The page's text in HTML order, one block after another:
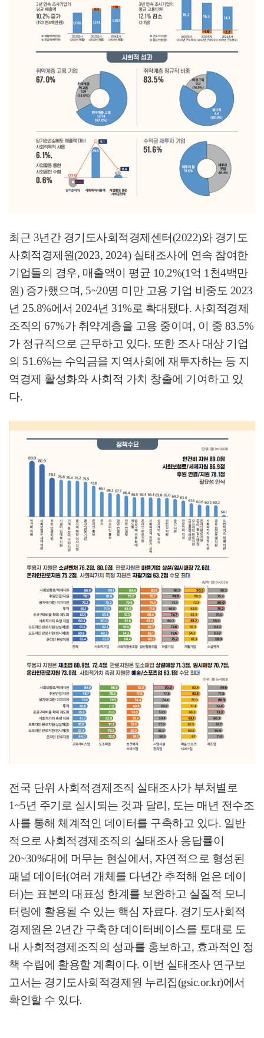
최근 3년간 경기도사회적경제센터(2022)와 경기도
사회적경제원(2023, 2024) 실태조사에 연속 참여한
기업들의 경우, 매출액이 평균 10.2%(1억 1 천4백만
원) 증가했으며, 5~20명 미만 고용 기업 비중도 2023
년 25.8%에서 2024년 31%로 확대됐다. 사회적경제
조직의 67%가 취약계층을 고용 중이며, 이 중 83.5%
가 정규직으로 근무하고 있다. 또한 조사 대상 기업
의 51.6%는 수익금을 지역사회에 재투자하는 등 지
역경제 활성화와 사회적 가치 창출에 기여하고 있
다.
전국 단위 사회적경제조직 실태조사가 부처별로
1~5년 주기로 실시되는 것과 달리 , 도는 매년 전수조
사를 통해 체계적인 데이터를 구축하고 있다. 일반
적으로 사회적경제조직의 실태조사 응답률이
20~30%대에 머무는 현실에서 , 자연적으로 형성된
패널 데이터(여러 개체를 다년간 추적해 얻은 데이
터)는 표본의 대표성 한계를 보완하고 실질적 모니
터링에 활용될 수 있는 핵심 자료다. 경기도사회적
경제원은 2년간 구축한 데이터베이스를 토대로 도
내 사회적경제조직의 성과를 홍보하고, 효과적인 정
책 수립에 활용할 계획이다. 이번 실태조사 연구보
고서는 경기도사회적경제원 누리집(gsic.or.kr)에서
확인할 수 있다.